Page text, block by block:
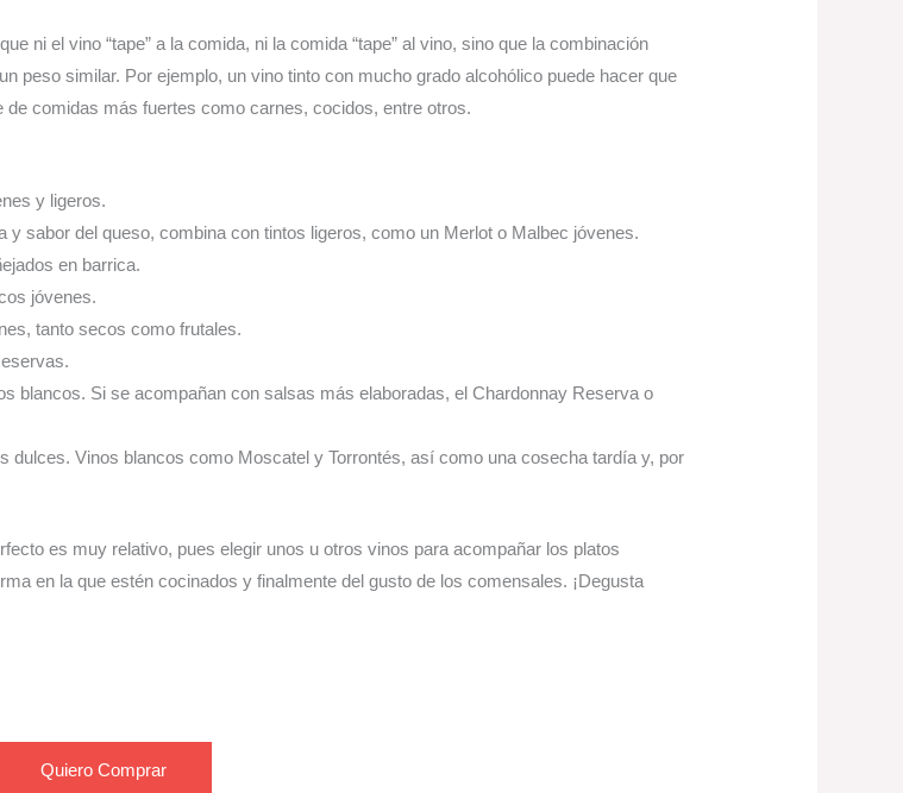
ni el vino “tape” a la comida, ni la comida “tape” al vino, sino que la combinación
peso similar. Por ejemplo, un vino tinto con mucho grado alcohólico puede hacer que
comidas más fuertes como carnes, cocidos, entre otros.
y ligeros.
y sabor del queso, combina con tintos ligeros, como un Merlot o Malbec jóvenes.
en barrica.
jóvenes.
tanto secos como frutales.
blancos. Si se acompañan con salsas más elaboradas, el Chardonnay Reserva o
dulces. Vinos blancos como Moscatel y Torrontés, así como una cosecha tardía y, por
es muy relativo, pues elegir unos u otros vinos para acompañar los platos
en la que estén cocinados y finalmente del gusto de los comensales. ¡Degusta
Quiero Comprar